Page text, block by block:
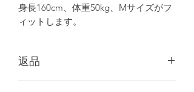
身長160cm、体重50kg、Mサイズがフ
ィットします。
返品